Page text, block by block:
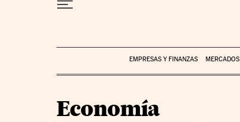
EMPRESAS Y FINANZAS MERCADOS
Economía